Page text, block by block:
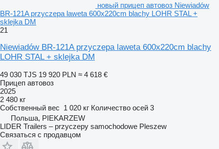
новый прицеп автовоз Niewiadów
BR-121A przyczepa laweta 600x220cm blachy LOHR STAL +
sklejka DM
21
Niewiadów BR-121A przyczepa laweta 600x220cm blachy
LOHR STAL + sklejka DM
49 030 TJS 19 920 PLN ≈ 4 618 €
Прицеп автовоз
2025
2 480 кг
Собственный вес 1 020 кг Количество осей 3
Польша, PIEKARZEW
LIDER Trailers – przyczepy samochodowe Pleszew
Связаться с продавцом